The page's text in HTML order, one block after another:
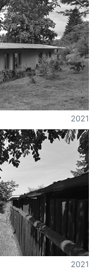
2021
2021